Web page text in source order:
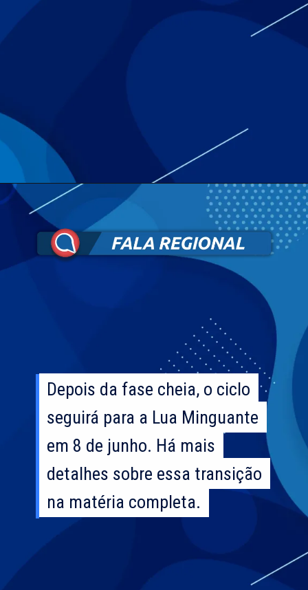
Depois da fase cheia, o ciclo
seguirá para a Lua Minguante
em 8 de junho. Há mais
detalhes sobre essa transição
na matéria completa.
Depois da fase cheia, o ciclo
seguirá para a Lua Minguante
em 8 de junho. Há mais
detalhes sobre essa transição
na matéria completa.